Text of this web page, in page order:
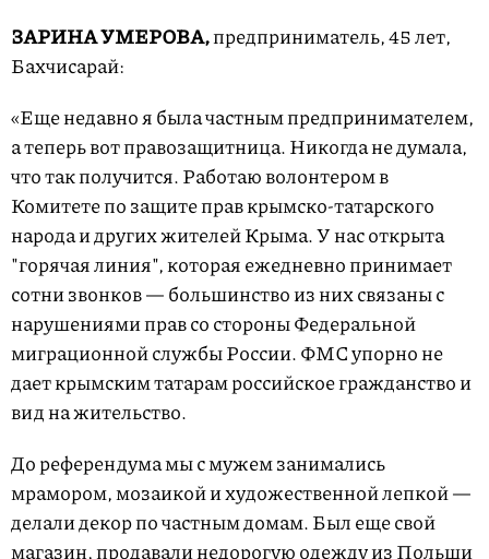
ЗАРИНА УМЕРОВА,предприниматель, 45 лет,
Бахчисарай:
«Еще недавно я была частным предпринимателем,
а теперь вот правозащитница. Никогда не думала,
что так получится. Работаю волонтером в
Комитете по защите прав крымско-татарского
народа и других жителей Крыма. У нас открыта
"горячая линия", которая ежедневно принимает
сотни звонков — большинство из них связаны с
нарушениями прав со стороны Федеральной
миграционной службы России. ФМС упорно не
дает крымским татарам российское гражданство и
вид на жительство.
До референдума мы с мужем занимались
мрамором, мозаикой и художественной лепкой —
делали декор по частным домам. Был еще свой
магазин, продавали недорогую одежду из Польши